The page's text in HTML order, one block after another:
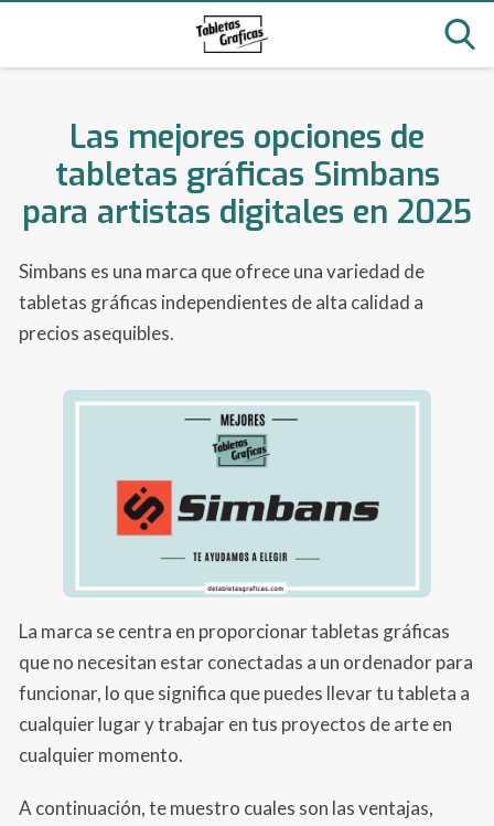
Las mejores opciones de
tabletas gráficas Simbans
para artistas digitales en 2025
Simbans es una marca que ofrece una variedad de
tabletas gráficas independientes de alta calidad a
precios asequibles.
La marca se centra en proporcionar tabletas gráficas
que no necesitan estar conectadas a un ordenador para
funcionar, lo que significa que puedes llevar tu tableta a
cualquier lugar y trabajar en tus proyectos de arte en
cualquier momento.
A continuación, te muestro cuales son las ventajas,